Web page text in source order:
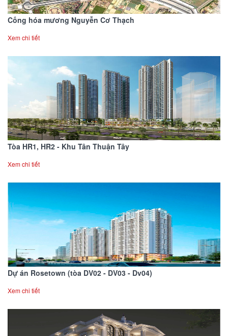
Cống hóa mương Nguyễn Cơ Thạch
Xem chi tiết
Tòa HR1, HR2 - Khu Tân Thuận Tây
Xem chi tiết
Dự án Rosetown (tòa DV02 - DV03 - Dv04)
Xem chi tiết